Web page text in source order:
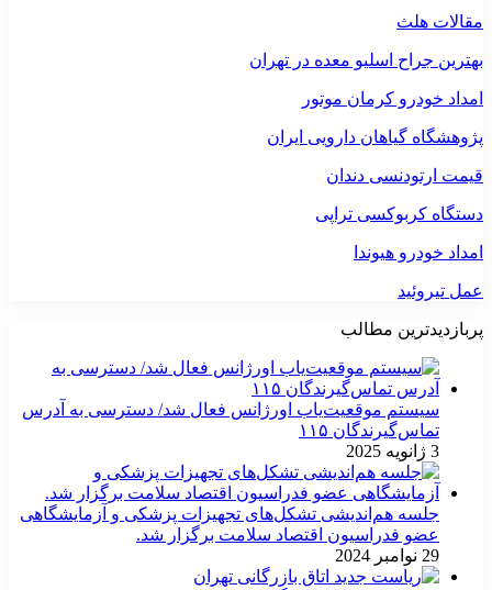
مقالات هلث
بهترین جراح اسلیو معده در تهران
امداد خودرو کرمان موتور
پژوهشگاه گیاهان دارویی ایران
قیمت ارتودنسی دندان
دستگاه کربوکسی تراپی
امداد خودرو هیوندا
عمل تیروئید
پربازدیدترین مطالب
سیستم موقعیت‌یاب اورژانس فعال شد/ دسترسی به آدرس
تماس‌گیرندگان ۱۱۵
3 ژانویه 2025
جلسه هم‌اندیشی تشکل‌های تجهیزات پزشکی و آزمایشگاهی
عضو فدراسیون اقتصاد سلامت برگزار شد.
29 نوامبر 2024